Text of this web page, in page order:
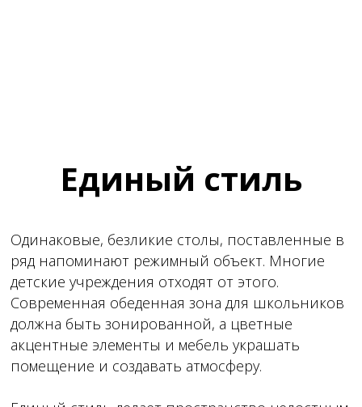
Единый стиль
Одинаковые, безликие столы, поставленные в
ряд напоминают режимный объект. Многие
детские учреждения отходят от этого.
Современная обеденная зона для школьников
должна быть зонированной, а цветные
акцентные элементы и мебель украшать
помещение и создавать атмосферу.